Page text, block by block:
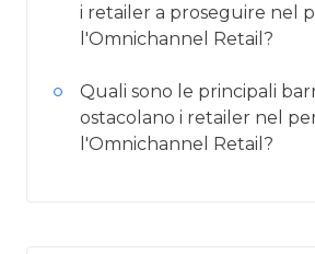
i retailer a proseguire nel
l'Omnichannel Retail?
Quali sono le principali
ostacolano i retailer nel
l'Omnichannel Retail?